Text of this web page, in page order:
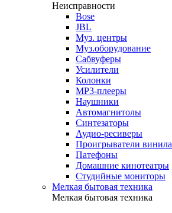
Неисправности
Bose
JBL
Муз. центры
Муз.оборудование
Сабвуферы
Усилители
Колонки
MP3-плееры
Наушники
Автомагнитолы
Синтезаторы
Аудио-ресиверы
Проигрыватели винила
Патефоны
Домашние кинотеатры
Студийные мониторы
Мелкая бытовая техника
Мелкая бытовая техника